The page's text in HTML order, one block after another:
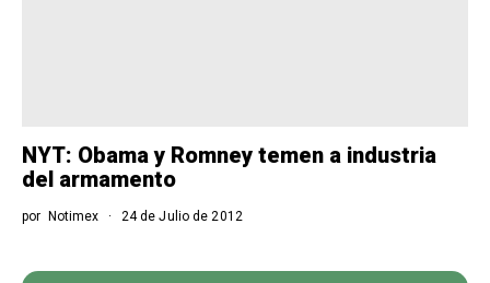
NYT: Obama y Romney temen a industria
del armamento
por Notimex 24 de Julio de 2012